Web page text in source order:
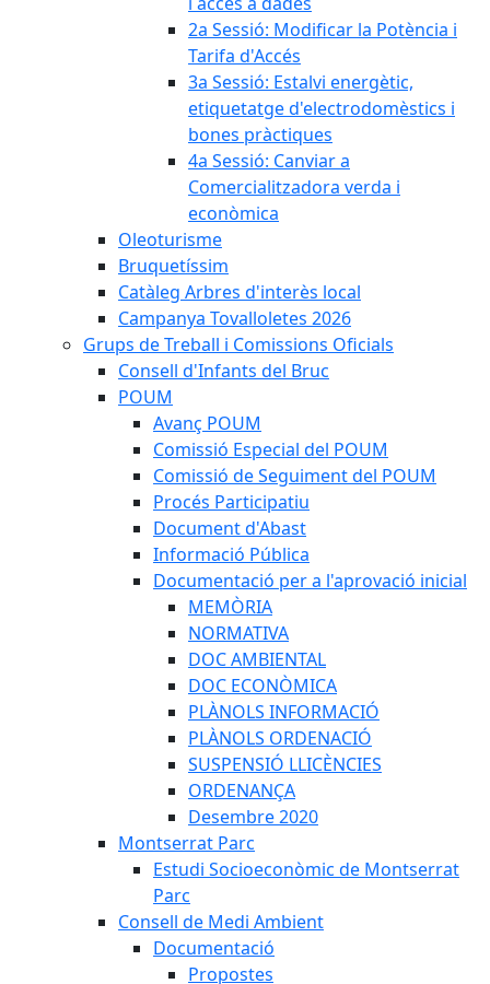
2a Sessió: Modificar la Potència i
Tarifa d'Accés
3a Sessió: Estalvi energètic,
etiquetatge d'electrodomèstics i
bones pràctiques
4a Sessió: Canviar a
Comercialitzadora verda i
econòmica
Oleoturisme
Bruquetíssim
Catàleg Arbres d'interès local
Campanya Tovalloletes 2026
Grups de Treball i Comissions Oficials
Consell d'Infants del Bruc
POUM
Avanç POUM
Comissió Especial del POUM
Comissió de Seguiment del POUM
Procés Participatiu
Document d'Abast
Informació Pública
Documentació per a l'aprovació inicial
MEMÒRIA
NORMATIVA
DOC AMBIENTAL
DOC ECONÒMICA
PLÀNOLS INFORMACIÓ
PLÀNOLS ORDENACIÓ
SUSPENSIÓ LLICÈNCIES
ORDENANÇA
Desembre 2020
Montserrat Parc
Estudi Socioeconòmic de Montserrat
Parc
Consell de Medi Ambient
Documentació
Propostes